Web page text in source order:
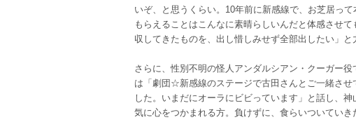
いぞ、と思うくらい。10年前に新感線で、お芝居っ
もらえることはこんなに素晴らしいんだと体感させ
収してきたものを、出し惜しみせず全部出したい」と
さらに、性別不明の怪人アンダルシアン・クーガー
は「劇団☆新感線のステージで古田さんとご一緒させ
した。いまだにオーラにビビっています」と話し、
気に心をつかまれる方。負けずに、食らいついていき